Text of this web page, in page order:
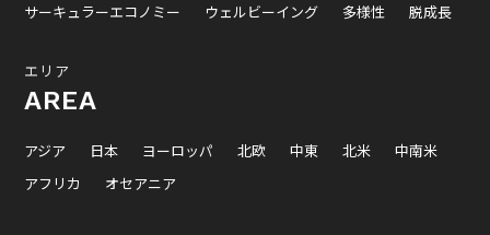
サーキュラーエコノミー
ウェルビーイング 多様性 脱成長
エリア
AREA
アジア 日本 ヨーロッパ 北欧 中東 北米
中南米
アフリカ
オセアニア